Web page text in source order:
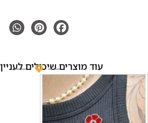
עוד מוצרים שיכולים לעניין אותך: